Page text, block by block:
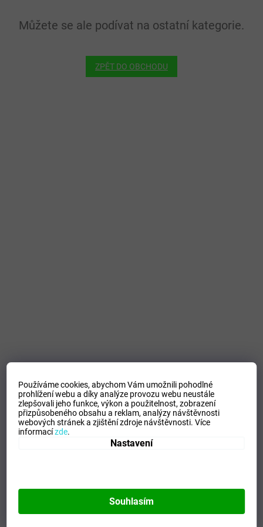
Používáme cookies, abychom Vám umožnili pohodlné
prohlížení webu a díky analýze provozu webu neustále
zlepšovali jeho funkce, výkon a použitelnost,zobrazení
přizpůsobeného obsahu a reklam, analýzy návštěvnosti
webových stránek a zjištění zdroje návštěvnosti.Více
informacízde.
Nastavení
Souhlasím
Můžete se ale podívat na ostatní kategorie.
ZPĚT DO OBCHODU